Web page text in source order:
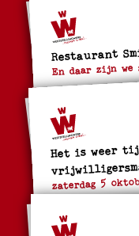
Restaurant
En daar zijn
Het is weer
zaterdag 5